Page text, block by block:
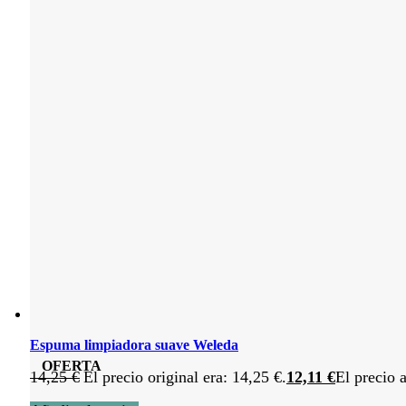
OFERTA
Espuma limpiadora suave Weleda
14,25€ El precio original era: 14,25 €.12,11 €El precio